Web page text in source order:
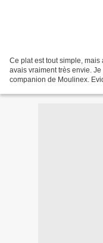
Ce plat est tout simple,
avais vraiment très envie.
companion de Moulinex.